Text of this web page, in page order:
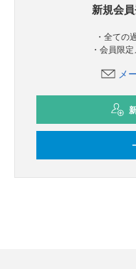
新規会
・全ての
・会員限
メ